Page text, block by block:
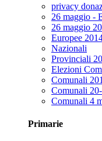
privacy
26 maggio -
26 maggio
Europee
Nazionali
Provinciali
Elezioni
Comunali
Comunali
Comunali 4
Primarie